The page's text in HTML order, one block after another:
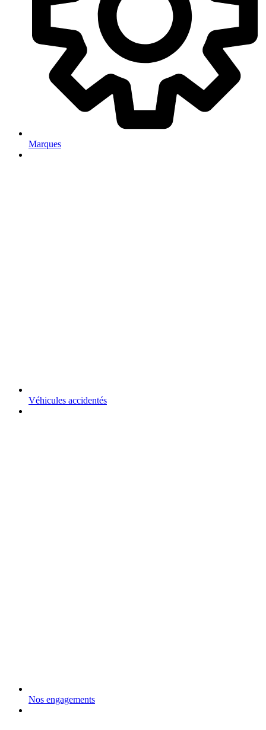
Marques
Véhicules accidentés
Nos engagements